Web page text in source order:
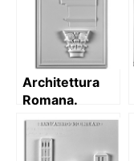
capitello e
base di
colonna
Architettura
Romana.
Ordine
Composito:
trabeazione e